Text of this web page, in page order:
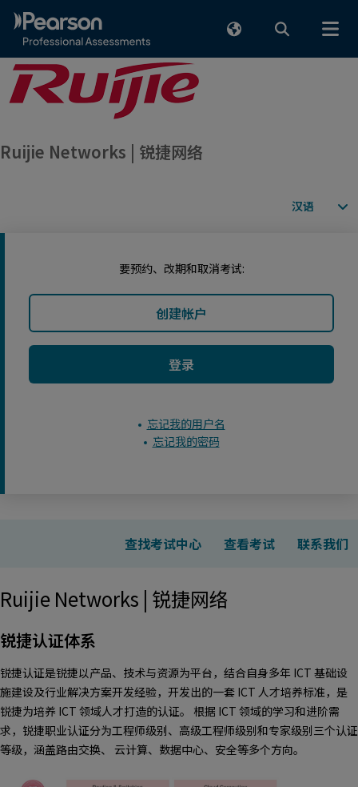
Ruijie Networks | 锐捷网络
可用语言
要预约、改期和取消考试:
创建帐户
登录
忘记我的用户名
忘记我的密码
查找考试中心 查看考试 联系我们
Ruijie Networks | 锐捷网络
锐捷认证体系
锐捷认证是锐捷以产品、技术与资源为平台，结合自身多年 ICT 基础设
施建设及行业解决方案开发经验，开发出的一套 ICT 人才培养标准，是
锐捷为培养 ICT 领域人才打造的认证。 根据 ICT 领域的学习和进阶需
求，锐捷职业认证分为工程师级别、高级工程师级别和专家级别三个认证
等级，涵盖路由交换、 云计算、数据中心、安全等多个方向。